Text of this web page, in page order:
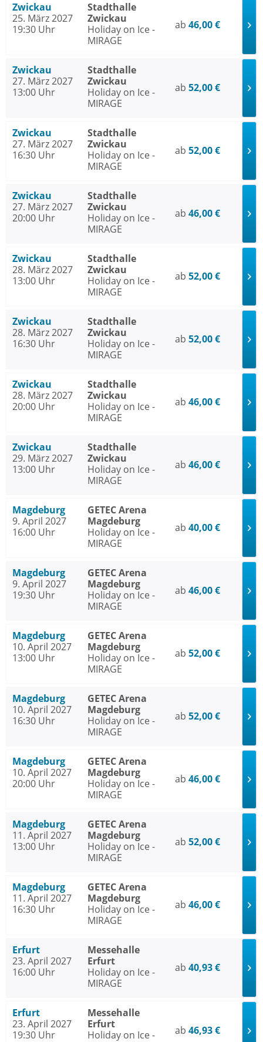
Zwickau
25. März 2027
19:30 Uhr
Stadthalle
Zwickau
Holiday on Ice -
MIRAGE
ab 46,00 €
Zwickau
27. März 2027
13:00 Uhr
Stadthalle
Zwickau
Holiday on Ice -
MIRAGE
ab 52,00 €
Zwickau
27. März 2027
16:30 Uhr
Stadthalle
Zwickau
Holiday on Ice -
MIRAGE
ab 52,00 €
Zwickau
27. März 2027
20:00 Uhr
Stadthalle
Zwickau
Holiday on Ice -
MIRAGE
ab 46,00 €
Zwickau
28. März 2027
13:00 Uhr
Stadthalle
Zwickau
Holiday on Ice -
MIRAGE
ab 52,00 €
Zwickau
28. März 2027
16:30 Uhr
Stadthalle
Zwickau
Holiday on Ice -
MIRAGE
ab 52,00 €
Zwickau
28. März 2027
20:00 Uhr
Stadthalle
Zwickau
Holiday on Ice -
MIRAGE
ab 46,00 €
Zwickau
29. März 2027
13:00 Uhr
Stadthalle
Zwickau
Holiday on Ice -
MIRAGE
ab 46,00 €
Magdeburg
9. April 2027
16:00 Uhr
GETEC Arena
Magdeburg
Holiday on Ice -
MIRAGE
ab 40,00 €
Magdeburg
9. April 2027
19:30 Uhr
GETEC Arena
Magdeburg
Holiday on Ice -
MIRAGE
ab 46,00 €
Magdeburg
10. April 2027
13:00 Uhr
GETEC Arena
Magdeburg
Holiday on Ice -
MIRAGE
ab 52,00 €
Magdeburg
10. April 2027
16:30 Uhr
GETEC Arena
Magdeburg
Holiday on Ice -
MIRAGE
ab 52,00 €
Magdeburg
10. April 2027
20:00 Uhr
GETEC Arena
Magdeburg
Holiday on Ice -
MIRAGE
ab 46,00 €
Magdeburg
11. April 2027
13:00 Uhr
GETEC Arena
Magdeburg
Holiday on Ice -
MIRAGE
ab 52,00 €
Magdeburg
11. April 2027
16:30 Uhr
GETEC Arena
Magdeburg
Holiday on Ice -
MIRAGE
ab 46,00 €
Erfurt
23. April 2027
16:00 Uhr
Messehalle
Erfurt
Holiday on Ice -
MIRAGE
ab 40,93 €
Erfurt
23. April 2027
19:30 Uhr
Messehalle
Erfurt
Holiday on Ice -
ab 46,93 €